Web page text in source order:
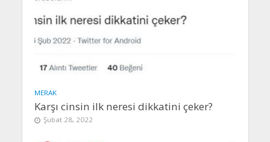
MERAK
Karşı cinsin ilk neresi dikkatini çeker?
Şubat 28, 2022